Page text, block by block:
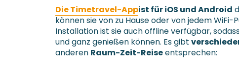
Die Timetravel-Appist für iOS und Android
können sie von zu Hause oder von jedem WiFi-
Installation ist sie auch offline verfügbar,
und ganz genießen können. Es gibt
anderen Raum-Zeit-Reiseentsprechen: